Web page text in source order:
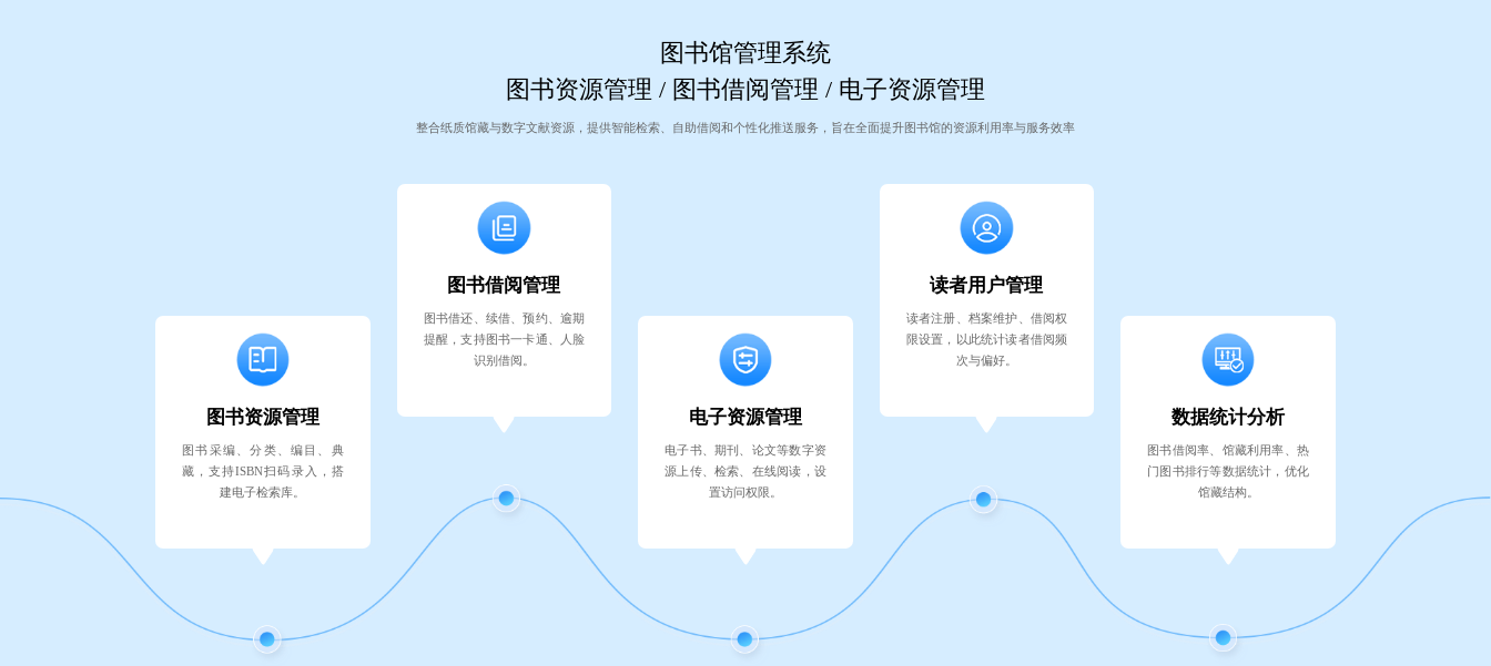
图书馆管理系统
图书资源管理 / 图书借阅管理 / 电子资源管理
整合纸质馆藏与数字文献资源，提供智能检索、自助借阅和个性化推送服务，旨在全面提升图书馆的资源利用率与服务效率
图书资源管理
图书采编、分类、编目、典
藏，支持ISBN扫码录入，搭
建电子检索库。
图书借阅管理
图书借还、续借、预约、逾期
提醒，支持图书一卡通、人脸
识别借阅。
电子资源管理
电子书、期刊、论文等数字资
源上传、检索、在线阅读，设
置访问权限。
读者用户管理
读者注册、档案维护、借阅权
限设置，以此统计读者借阅频
次与偏好。
数据统计分析
图书借阅率、馆藏利用率、热
门图书排行等数据统计，优化
馆藏结构。